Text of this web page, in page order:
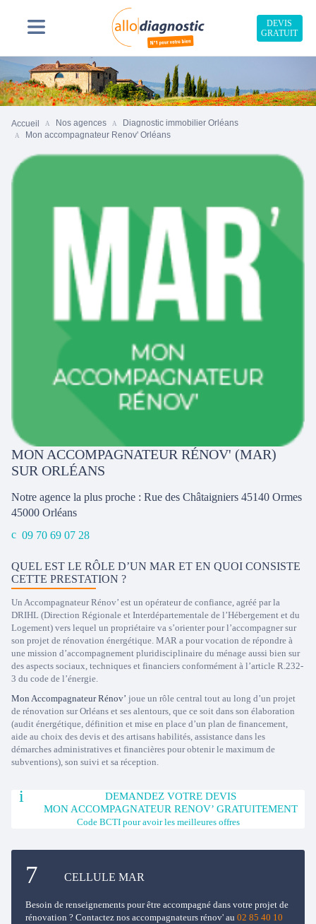
DEVIS
GRATUIT
Accueil Nos agences
Diagnostic immobilier Orléans
Mon accompagnateur Renov' Orléans
MON ACCOMPAGNATEUR RÉNOV' (MAR)
SUR ORLÉANS
Notre agence la plus proche : Rue des Châtaigniers 45140 Ormes
45000 Orléans
09 70 69 07 28
QUEL EST LE RÔLE D’UN MAR ET EN QUOI CONSISTE
CETTE PRESTATION ?
Un Accompagnateur Rénov’ est un opérateur de confiance, agréé par la
DRIHL (Direction Régionale et Interdépartementale de l’Hébergement et du
Logement) vers lequel un propriétaire va s’orienter pour l’accompagner sur
son projet de rénovation énergétique. MAR a pour vocation de répondre à
une mission d’accompagnement pluridisciplinaire du ménage aussi bien sur
des aspects sociaux, techniques et financiers conformément à l’article R.232-
3 du code de l’énergie.
Mon Accompagnateur Rénov’ joue un rôle central tout au long d’un projet
de rénovation sur Orléans et ses alentours, que ce soit dans son élaboration
(audit énergétique, définition et mise en place d’un plan de financement,
aide au choix des devis et des artisans habilités, assistance dans les
démarches administratives et financières pour obtenir le maximum de
subventions), son suivi et sa réception.
DEMANDEZ VOTRE DEVIS
MON ACCOMPAGNATEUR RENOV’ GRATUITEMENT
Code BCTI pour avoir les meilleures offres
CELLULE MAR
Besoin de renseignements pour être accompagné dans votre projet de
rénovation ? Contactez nos accompagnateurs rénov' au 02 85 40 10